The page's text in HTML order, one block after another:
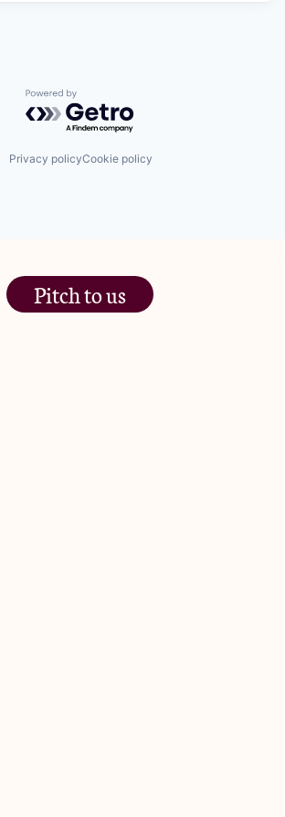
Powered by Getro.com
Privacy policyCookie policy
Pitch to us